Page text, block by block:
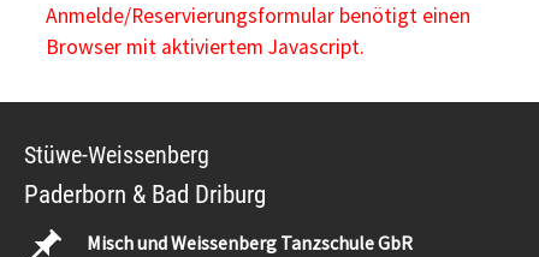
Anmelde/Reservierungsformular benötigt einen
Browser mit aktiviertem Javascript.
Stüwe-Weissenberg
Paderborn & Bad Driburg
Misch und Weissenberg Tanzschule GbR